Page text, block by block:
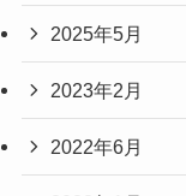
2025年5月
2023年2月
2022年6月